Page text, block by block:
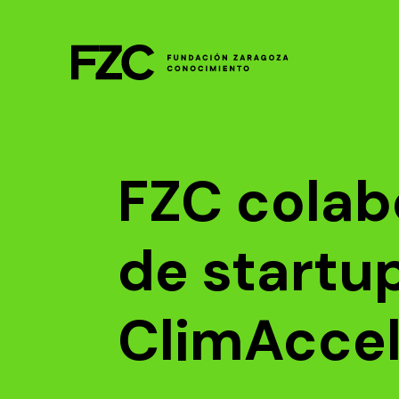
FZC
de